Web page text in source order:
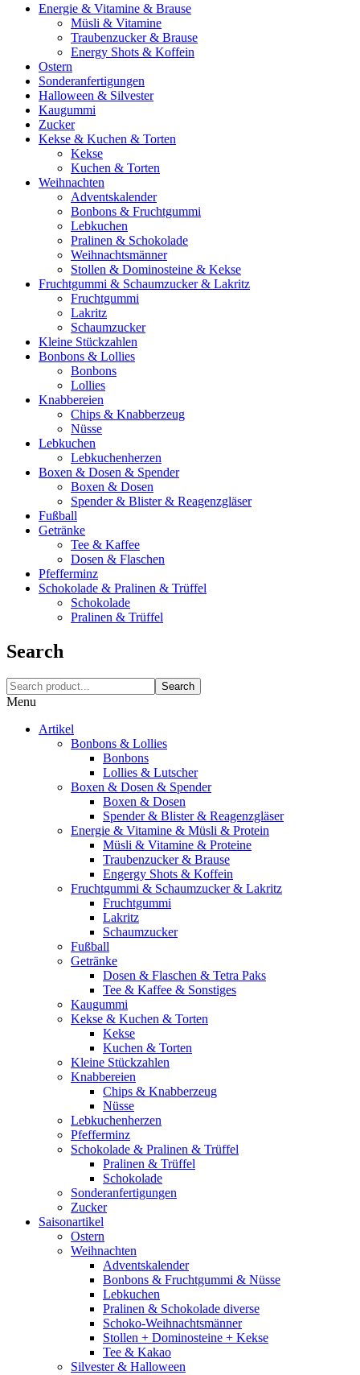
Energie & Vitamine & Brause
Müsli & Vitamine
Traubenzucker & Brause
Energy Shots & Koffein
Ostern
Sonderanfertigungen
Halloween & Silvester
Kaugummi
Zucker
Kekse & Kuchen & Torten
Kekse
Kuchen & Torten
Weihnachten
Adventskalender
Bonbons & Fruchtgummi
Lebkuchen
Pralinen & Schokolade
Weihnachtsmänner
Stollen & Dominosteine & Kekse
Fruchtgummi & Schaumzucker & Lakritz
Fruchtgummi
Lakritz
Schaumzucker
Kleine Stückzahlen
Bonbons & Lollies
Bonbons
Lollies
Knabbereien
Chips & Knabberzeug
Nüsse
Lebkuchen
Lebkuchenherzen
Boxen & Dosen & Spender
Boxen & Dosen
Spender & Blister & Reagenzgläser
Fußball
Getränke
Tee & Kaffee
Dosen & Flaschen
Pfefferminz
Schokolade & Pralinen & Trüffel
Schokolade
Pralinen & Trüffel
Search
Search
Menu
Artikel
Bonbons & Lollies
Bonbons
Lollies & Lutscher
Boxen & Dosen & Spender
Boxen & Dosen
Spender & Blister & Reagenzgläser
Energie & Vitamine & Müsli & Protein
Müsli & Vitamine & Proteine
Traubenzucker & Brause
Engergy Shots & Koffein
Fruchtgummi & Schaumzucker & Lakritz
Fruchtgummi
Lakritz
Schaumzucker
Fußball
Getränke
Dosen & Flaschen & Tetra Paks
Tee & Kaffee & Sonstiges
Kaugummi
Kekse & Kuchen & Torten
Kekse
Kuchen & Torten
Kleine Stückzahlen
Knabbereien
Chips & Knabberzeug
Nüsse
Lebkuchenherzen
Pfefferminz
Schokolade & Pralinen & Trüffel
Pralinen & Trüffel
Schokolade
Sonderanfertigungen
Zucker
Saisonartikel
Ostern
Weihnachten
Adventskalender
Bonbons & Fruchtgummi & Nüsse
Lebkuchen
Pralinen & Schokolade diverse
Schoko-Weihnachtsmänner
Stollen + Dominosteine + Kekse
Tee & Kakao
Silvester & Halloween